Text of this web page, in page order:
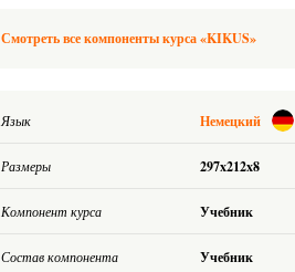
Смотреть все компоненты курса «KIKUS»
Язык Немецкий
Размеры 297x212x8
Компонент курса Учебник
Состав компонента Учебник